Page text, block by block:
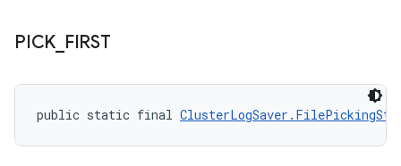
PICK FIRST
public static final